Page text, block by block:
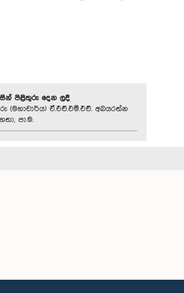
පිළිතුරු දෙන ලදී
(මහාචාර්ය) ඒ.එච්.එම්.එච්. අබයරත්න
පා.ම.